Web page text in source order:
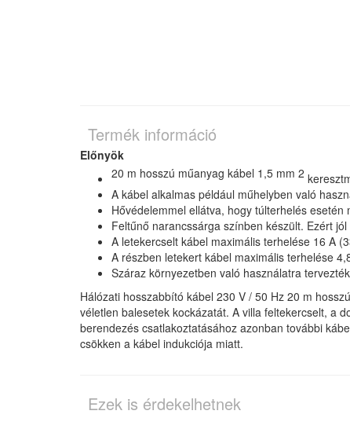
Termék információ
Előnyök
20 m hosszú műanyag kábel 1,5 mm 2
A kábel alkalmas például műhelyben való
Hővédelemmel ellátva, hogy túlterhelés
Feltűnő narancssárga színben készült. Ezért
A letekercselt kábel maximális terhelése 16 A
A részben letekert kábel maximális terhelése
Száraz környezetben való használatra tervezték
Hálózati hosszabbító kábel 230 V / 50 Hz 20 m
véletlen balesetek kockázatát. A villa feltekercselt, a
berendezés csatlakoztatásához azonban további
csökken a kábel indukciója miatt.
Ezek is érdekelhetnek